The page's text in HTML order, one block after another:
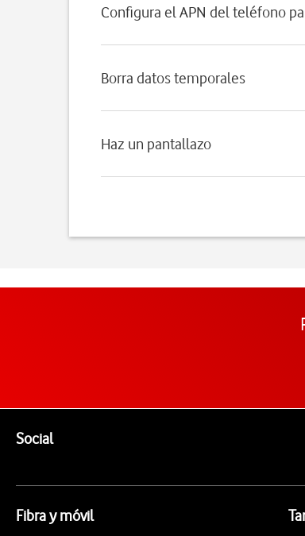
Configura el APN del teléfono
Borra datos temporales
Haz un pantallazo
SocialEnlaces a las redes sociales de Vodafone
Fibra y móvil